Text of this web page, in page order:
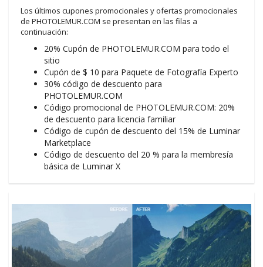
Los últimos cupones promocionales y ofertas promocionales
de PHOTOLEMUR.COM se presentan en las filas a
continuación:
20% Cupón de PHOTOLEMUR.COM para todo el
sitio
Cupón de $ 10 para Paquete de Fotografía Experto
30% código de descuento para
PHOTOLEMUR.COM
Código promocional de PHOTOLEMUR.COM: 20%
de descuento para licencia familiar
Código de cupón de descuento del 15% de Luminar
Marketplace
Código de descuento del 20 % para la membresía
básica de Luminar X